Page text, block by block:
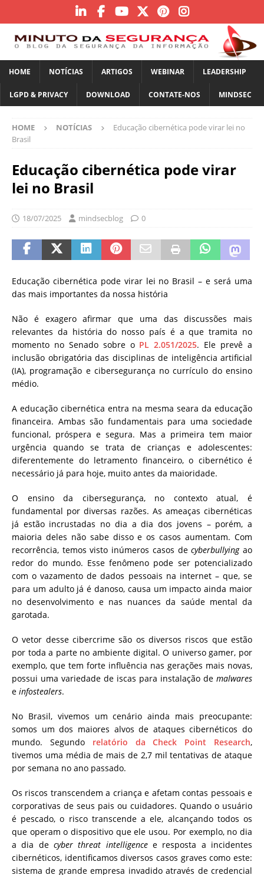
HOME NOTÍCIAS ARTIGOS WEBINAR LEADERSHIP
LGPD & PRIVACY DOWNLOAD CONTATE-NOS MINDSEC
HOME NOTÍCIAS
Educação cibernética pode virar lei no
Brasil
Educação cibernética pode virar
lei no Brasil
18/07/2025 mindsecblog 0
Educação cibernética pode virar lei no Brasil – e será uma
das mais importantes da nossa história
Não é exagero afirmar que uma das discussões mais
relevantes da história do nosso país é a que tramita no
momento no Senado sobre o PL 2.051/2025. Ele prevê a
inclusão obrigatória das disciplinas de inteligência artificial
(IA), programação e cibersegurança no currículo do ensino
médio.
A educação cibernética entra na mesma seara da educação
financeira. Ambas são fundamentais para uma sociedade
funcional, próspera e segura. Mas a primeira tem maior
urgência quando se trata de crianças e adolescentes:
diferentemente do letramento financeiro, o cibernético é
necessário já para hoje, muito antes da maioridade.
O ensino da cibersegurança, no contexto atual, é
fundamental por diversas razões. As ameaças cibernéticas
já estão incrustadas no dia a dia dos jovens – porém, a
maioria deles não sabe disso e os casos aumentam. Com
recorrência, temos visto inúmeros casos decyberbullyingao
redor do mundo. Esse fenômeno pode ser potencializado
com o vazamento de dados pessoais na internet – que, se
para um adulto já é danoso, causa um impacto ainda maior
no desenvolvimento e nas nuances da saúde mental da
garotada.
O vetor desse cibercrime são os diversos riscos que estão
por toda a parte no ambiente digital. O universo gamer, por
exemplo, que tem forte influência nas gerações mais novas,
possui uma variedade de iscas para instalação de malwares
e infostealers.
No Brasil, vivemos um cenário ainda mais preocupante:
somos um dos maiores alvos de ataques cibernéticos do
mundo. Segundo relatório da Check Point Research,
tivemos uma média de mais de 2,7 mil tentativas de ataque
por semana no ano passado.
Os riscos transcendem a criança e afetam contas pessoais e
corporativas de seus pais ou cuidadores. Quando o usuário
é pescado, o risco transcende a ele, alcançando todos os
que operam o dispositivo que ele usou. Por exemplo, no dia
a dia de cyber threat intelligencee resposta a incidentes
cibernéticos, identificamos diversos casos graves como este:
sistema de grande empresa invadido através de credencial